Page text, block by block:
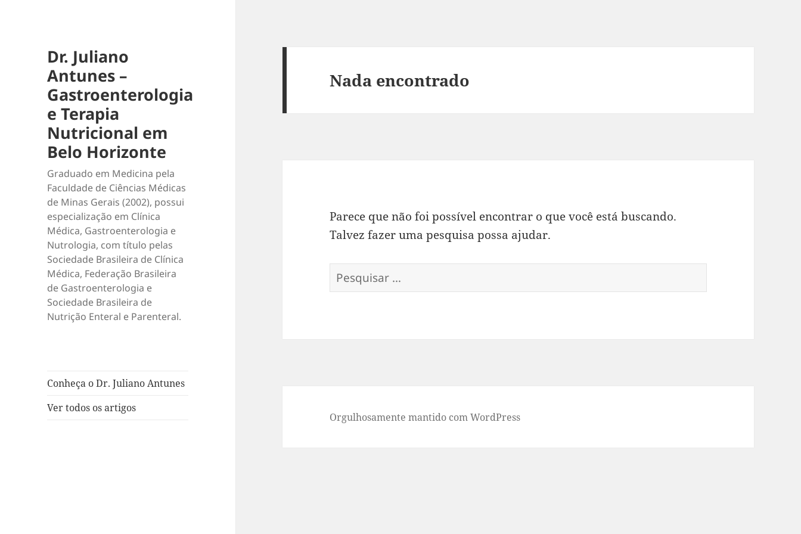
Dr. Juliano
Antunes –
Gastroenterologia
e Terapia
Nutricional em
Belo Horizonte
Graduado em Medicina pela
Faculdade de Ciências Médicas
de Minas Gerais (2002), possui
especialização em Clínica
Médica, Gastroenterologia e
Nutrologia, com título pelas
Sociedade Brasileira de Clínica
Médica, Federação Brasileira
de Gastroenterologia e
Sociedade Brasileira de
Nutrição Enteral e Parenteral.
Conheça o Dr. Juliano Antunes
Ver todos os artigos
Nada encontrado
Parece que não foi possível encontrar o que você está buscando.
Talvez fazer uma pesquisa possa ajudar.
Pesquisar
por:
Orgulhosamente mantido com WordPress